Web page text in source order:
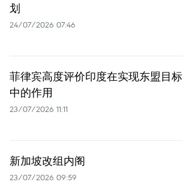
划
24/07/2026 07:46
菲律宾高度评价印度在实现东盟目标
中的作用
23/07/2026 11:11
新加坡改组内阁
23/07/2026 09:59